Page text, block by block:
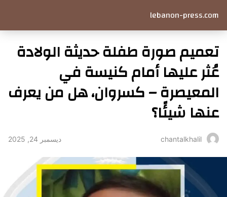
lebanon-press.com
تعميم صورة طفلة حديثة الولادة
عُثر عليها أمام كنيسة في
المعيصرة – كسروان، هل من يعرف
عنها شيئًا؟
chantalkhalil ديسمبر 24, 2025